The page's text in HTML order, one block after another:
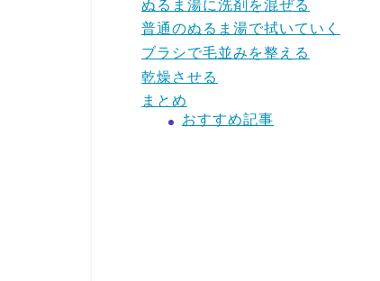
ぬるま湯に洗剤を混ぜる
普通のぬるま湯で拭いていく
ブラシで毛並みを整える
乾燥させる
まとめ
おすすめ記事